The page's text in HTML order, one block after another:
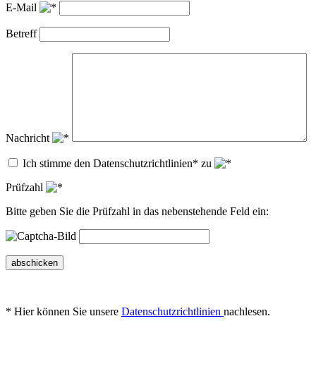
E-Mail
Betreff
Nachricht
Ich stimme den Datenschutzrichtlinien* zu
Prüfzahl
Bitte geben Sie die Prüfzahl in das nebenstehende Feld ein:
abschicken
* Hier können Sie unsere Datenschutzrichtlinien nachlesen.